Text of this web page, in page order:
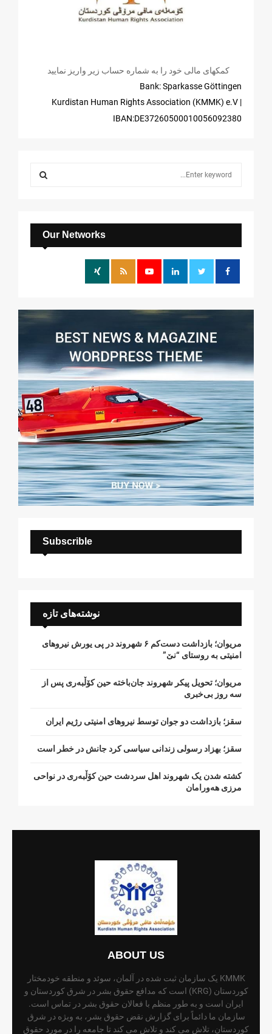
کمکهای مالی خود را به شماره حساب زیر واریز نمایید
Bank: Sparkasse Göttingen
| Kurdistan Human Rights Association (KMMK) e.V
IBAN:DE37260500010056092380
f
o
E
A
H
Our Networks
Subscrible
نوشته‌های تازه
مریوان؛ بازداشت دست‌کم ۶ شهروند در پی یورش نیروهای
امنیتی به روستای “نێ”
مریوان؛ تحویل پیکر شهروند جان‌باخته حین کۆڵبەری پس از
سە روز بی‌خبری
سقز؛ بازداشت دو جوان توسط نیروهای امنیتی رژیم ایران
سقز؛ بهزاد رسولی زندانی سیاسی کرد جانش در خطر است
کشتە شدن یک شهروند اهل سردشت حین کۆڵبەری در نواحی
مرزی هەورامان
ABOUT US
KMMK یک سازمان ثبت شده در آلمان، سوئد و منطقه خودمختار
کوردستان (KRG) است که مدافع حقوق بشر در شرق کوردستان و
ایران است و به طور منظم با فعالان حقوق بشر در تماس است.
سازمان ما دائماً برای گزارش نقض حقوق بشر، به ویژه در شرق
کوردستان، تلاش می کند و تلاش می کند تا جامعه را در مورد حقوق